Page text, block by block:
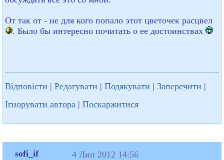
От так от - не для кого попало этот цветочек расцвел
. Было бы интересно почитать о ее достоинствах
Відповісти | Редагувати | Подякувати | Заперечити |
Ігнорувати автора | Поскаржитися
sofi_if
4 Лип 2012 14:56